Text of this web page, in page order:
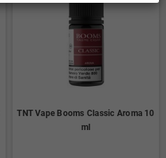
TNT Vape Booms Classic Aroma 10
ml